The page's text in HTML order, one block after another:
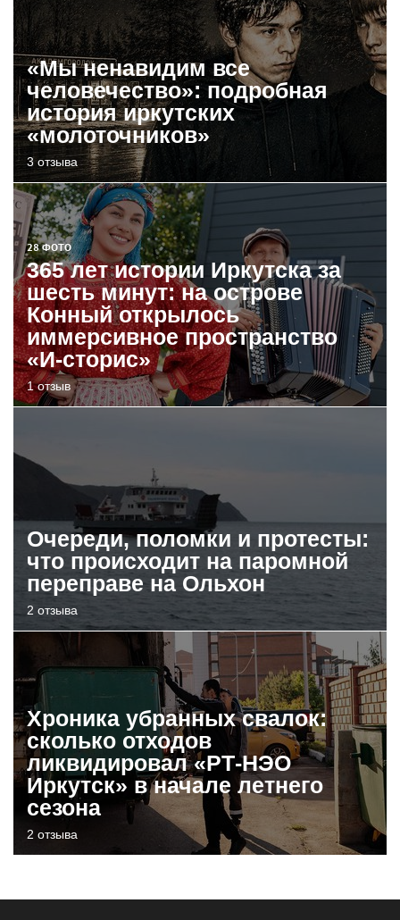
«Мы ненавидим все
человечество»: подробная
история иркутских
«молоточников»
3 отзыва
28 ФОТО
365 лет истории Иркутска за
шесть минут: на острове
Конный открылось
иммерсивное пространство
«И-сторис»
1 отзыв
Очереди, поломки и протесты:
что происходит на паромной
переправе на Ольхон
2 отзыва
Хроника убранных свалок:
сколько отходов
ликвидировал «РТ-НЭО
Иркутск» в начале летнего
сезона
2 отзыва